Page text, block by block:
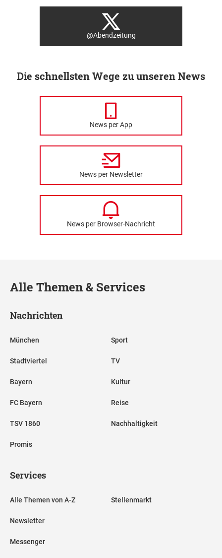
@Abendzeitung
Die schnellsten Wege zu unseren News
News per App
News per Newsletter
News per Browser-Nachricht
Alle Themen & Services
Nachrichten
München
Stadtviertel
Bayern
FC Bayern
TSV 1860
Promis
Sport
TV
Kultur
Reise
Nachhaltigkeit
Services
Alle Themen von A-Z
Newsletter
Messenger
Stellenmarkt